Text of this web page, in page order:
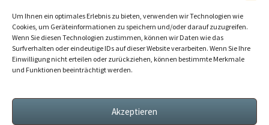
Um Ihnen ein optimales Erlebnis zu bieten, verwenden wir Technologien wie
Cookies, um Geräteinformationen zu speichern und/oder darauf zuzugreifen.
Wenn Sie diesen Technologien zustimmen, können wir Daten wie das
Surfverhalten oder eindeutige IDs auf dieser Website verarbeiten. Wenn Sie Ihre
Einwilligung nicht erteilen oder zurückziehen, können bestimmte Merkmale
und Funktionen beeinträchtigt werden.
Akzeptieren
Bistum Eichstätt
Caritas Verband